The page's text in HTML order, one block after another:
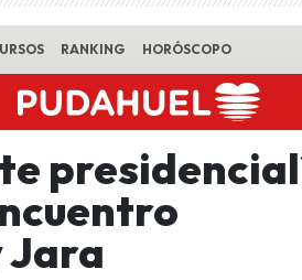
RANKING HORÓSCOPO
Jara